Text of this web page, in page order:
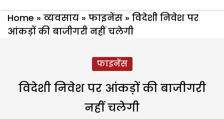
Home » व्यवसाय » फाइनेंस » विदेशी निवेश पर
आंकड़ों की बाजीगरी नहीं चलेगी
फाइनेंस
विदेशी निवेश पर आंकड़ों की बाजीगरी
नहीं चलेगी